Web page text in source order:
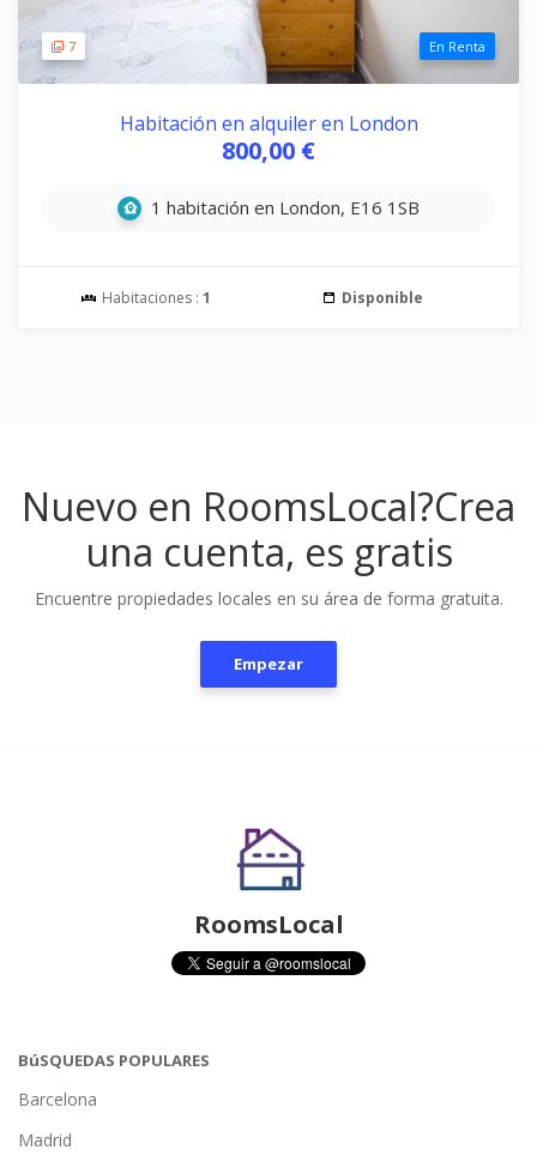
7 En Renta
Habitación en alquiler en London
800,00 €
1 habitación en London, E16 1SB
Habitaciones : 1 Disponible
Nuevo en RoomsLocal?Crea
una cuenta, es gratis
Encuentre propiedades locales en su área de forma gratuita.
Empezar
RoomsLocal
BúSQUEDAS POPULARES
Barcelona
Madrid